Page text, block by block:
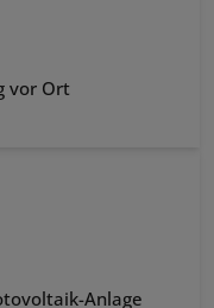
vor Ort
Anlage